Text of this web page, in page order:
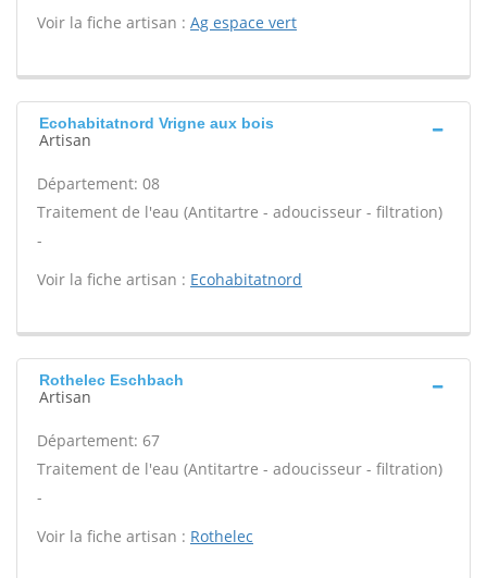
Voir la fiche artisan : Ag espace vert
Ecohabitatnord Vrigne aux bois
Artisan
Département: 08
Traitement de l'eau (Antitartre - adoucisseur - filtration)
-
Voir la fiche artisan : Ecohabitatnord
Rothelec Eschbach
Artisan
Département: 67
Traitement de l'eau (Antitartre - adoucisseur - filtration)
-
Voir la fiche artisan : Rothelec